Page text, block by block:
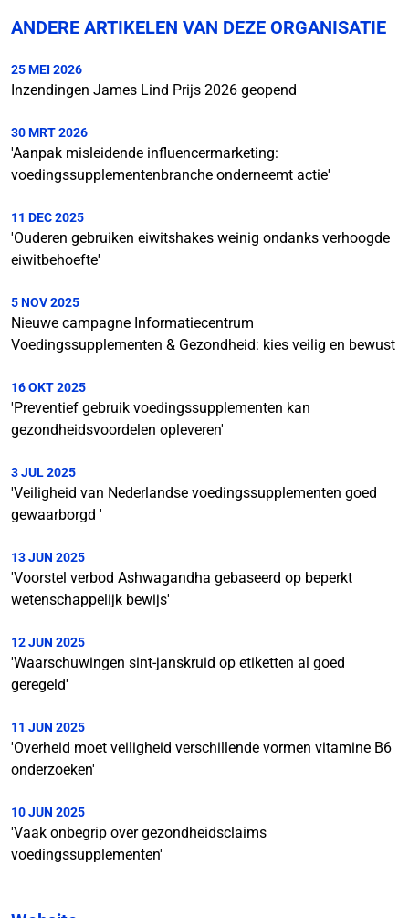
ANDERE ARTIKELEN VAN DEZE ORGANISATIE
25 MEI 2026
Inzendingen James Lind Prijs 2026 geopend
30 MRT 2026
'Aanpak misleidende influencermarketing:
voedingssupplementenbranche onderneemt actie'
11 DEC 2025
'Ouderen gebruiken eiwitshakes weinig ondanks verhoogde
eiwitbehoefte'
5 NOV 2025
Nieuwe campagne Informatiecentrum
Voedingssupplementen & Gezondheid: kies veilig en bewust
16 OKT 2025
'Preventief gebruik voedingssupplementen kan
gezondheidsvoordelen opleveren'
3 JUL 2025
'Veiligheid van Nederlandse voedingssupplementen goed
gewaarborgd '
13 JUN 2025
'Voorstel verbod Ashwagandha gebaseerd op beperkt
wetenschappelijk bewijs'
12 JUN 2025
'Waarschuwingen sint-janskruid op etiketten al goed
geregeld'
11 JUN 2025
'Overheid moet veiligheid verschillende vormen vitamine B6
onderzoeken'
10 JUN 2025
'Vaak onbegrip over gezondheidsclaims
voedingssupplementen'